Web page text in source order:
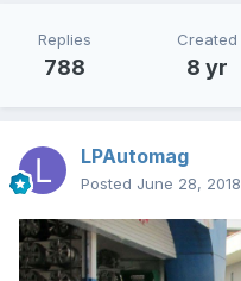
Replies
788
Created
8 yr
LPAutomag
Posted June 28, 2018